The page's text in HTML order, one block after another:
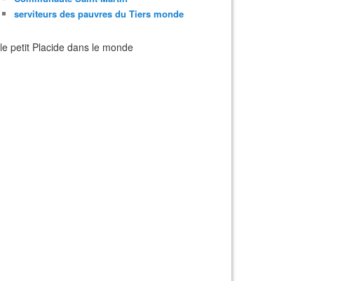
serviteurs des pauvres du Tiers monde
le petit Placide dans le monde